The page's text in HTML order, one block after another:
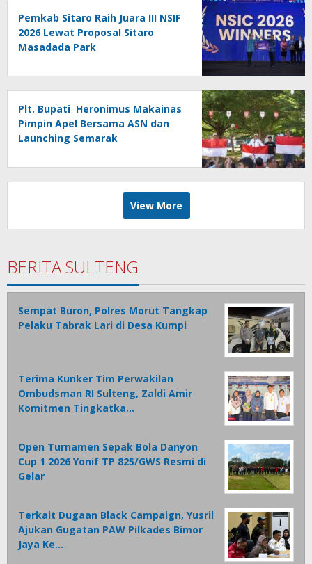
Pemkab Sitaro Raih Juara III NSIF
2026 Lewat Proposal Sitaro
Masadada Park
Plt. Bupati Heronimus Makainas
Pimpin Apel Bersama ASN dan
Launching Semarak
View More
BERITA SULTENG
Sempat Buron, Polres Morut Tangkap
Pelaku Tabrak Lari di Desa Kumpi
Terima Kunker Tim Perwakilan
Ombudsman RI Sulteng, Zaldi Amir
Komitmen Tingkatka…
Open Turnamen Sepak Bola Danyon
Cup 1 2026 Yonif TP 825/GWS Resmi di
Gelar
Terkait Dugaan Black Campaign, Yusril
Ajukan Gugatan PAW Pilkades Bimor
Jaya Ke…